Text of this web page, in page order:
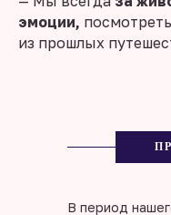
эмоции,
из прошлых
В период